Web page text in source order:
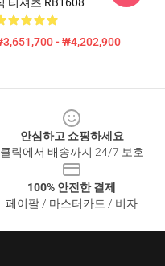
- ₩4,202,900
안심하고 쇼핑하세요
클릭에서 배송까지 24/7 보호
100% 안전한 결제
페이팔 / 마스터카드 / 비자